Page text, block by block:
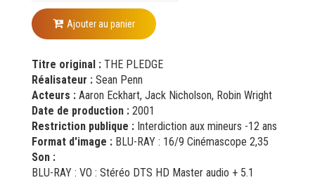
Ajouter au panier
Titre original : THE PLEDGE
Réalisateur : Sean Penn
Acteurs : Aaron Eckhart, Jack Nicholson, Robin Wright
Date de production : 2001
Restriction publique : Interdiction aux mineurs -12 ans
Format d'image : BLU-RAY : 16/9 Cinémascope 2,35
Son :
BLU-RAY : VO : Stéréo DTS HD Master audio + 5.1